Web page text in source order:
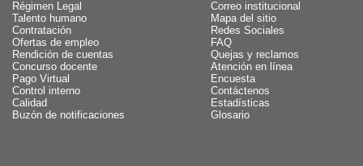
Régimen Legal
Talento humano
Contratación
Ofertas de empleo
Rendición de cuentas
Concurso docente
Pago Virtual
Control interno
Calidad
Buzón de notificaciones
Correo institucional
Mapa del sitio
Redes Sociales
FAQ
Quejas y reclamos
Atención en línea
Encuesta
Contáctenos
Estadísticas
Glosario